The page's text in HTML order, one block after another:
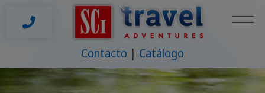
Contacto Catálogo